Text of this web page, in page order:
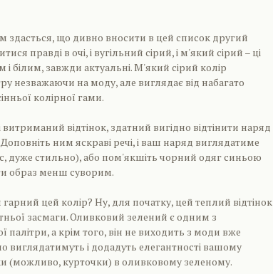
здасться, що дивно вносити в цей список другий
правді в очі, і вугільний сірий, і м'який сірий – ці
білим, завжди актуальні. М'який сірий колір
незважаючи на моду, але виглядає від набагато
колірної гами.
відтінок, здатний вигідно відтінити наряд
ним яскраві речі, і ваш наряд виглядатиме
дуже стильно), або пом'якшіть чорний одяг синьою
образ менш суворим.
цей колір? Ну, для початку, цей теплий відтінок
засмаги. Оливковий зелений є одним з
палітри, а крім того, він не виходить з моди вже
виглядатимуть і додадуть елегантності вашому
(можливо, курточки) в оливковому зеленому.